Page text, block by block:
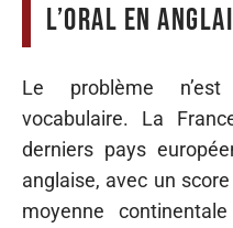
l’oral en
Le problème
vocabulaire. La
derniers pays
anglaise, avec un
moyenne